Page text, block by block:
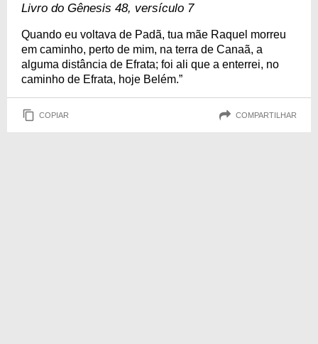
Livro do Gênesis 48, versículo 7
Quando eu voltava de Padã, tua mãe Raquel morreu
em caminho, perto de mim, na terra de Canaã, a
alguma distância de Efrata; foi ali que a enterrei, no
caminho de Efrata, hoje Belém.”
COPIAR COMPARTILHAR